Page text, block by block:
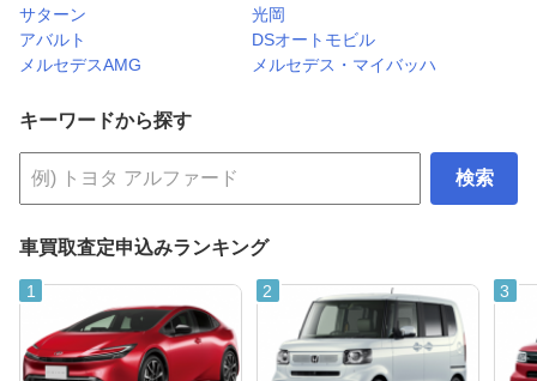
サターン
光岡
アバルト
DSオートモビル
メルセデスAMG
メルセデス・マイバッハ
キーワードから探す
検索
車買取査定申込みランキング